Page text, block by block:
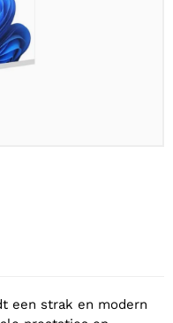
een strak en modern